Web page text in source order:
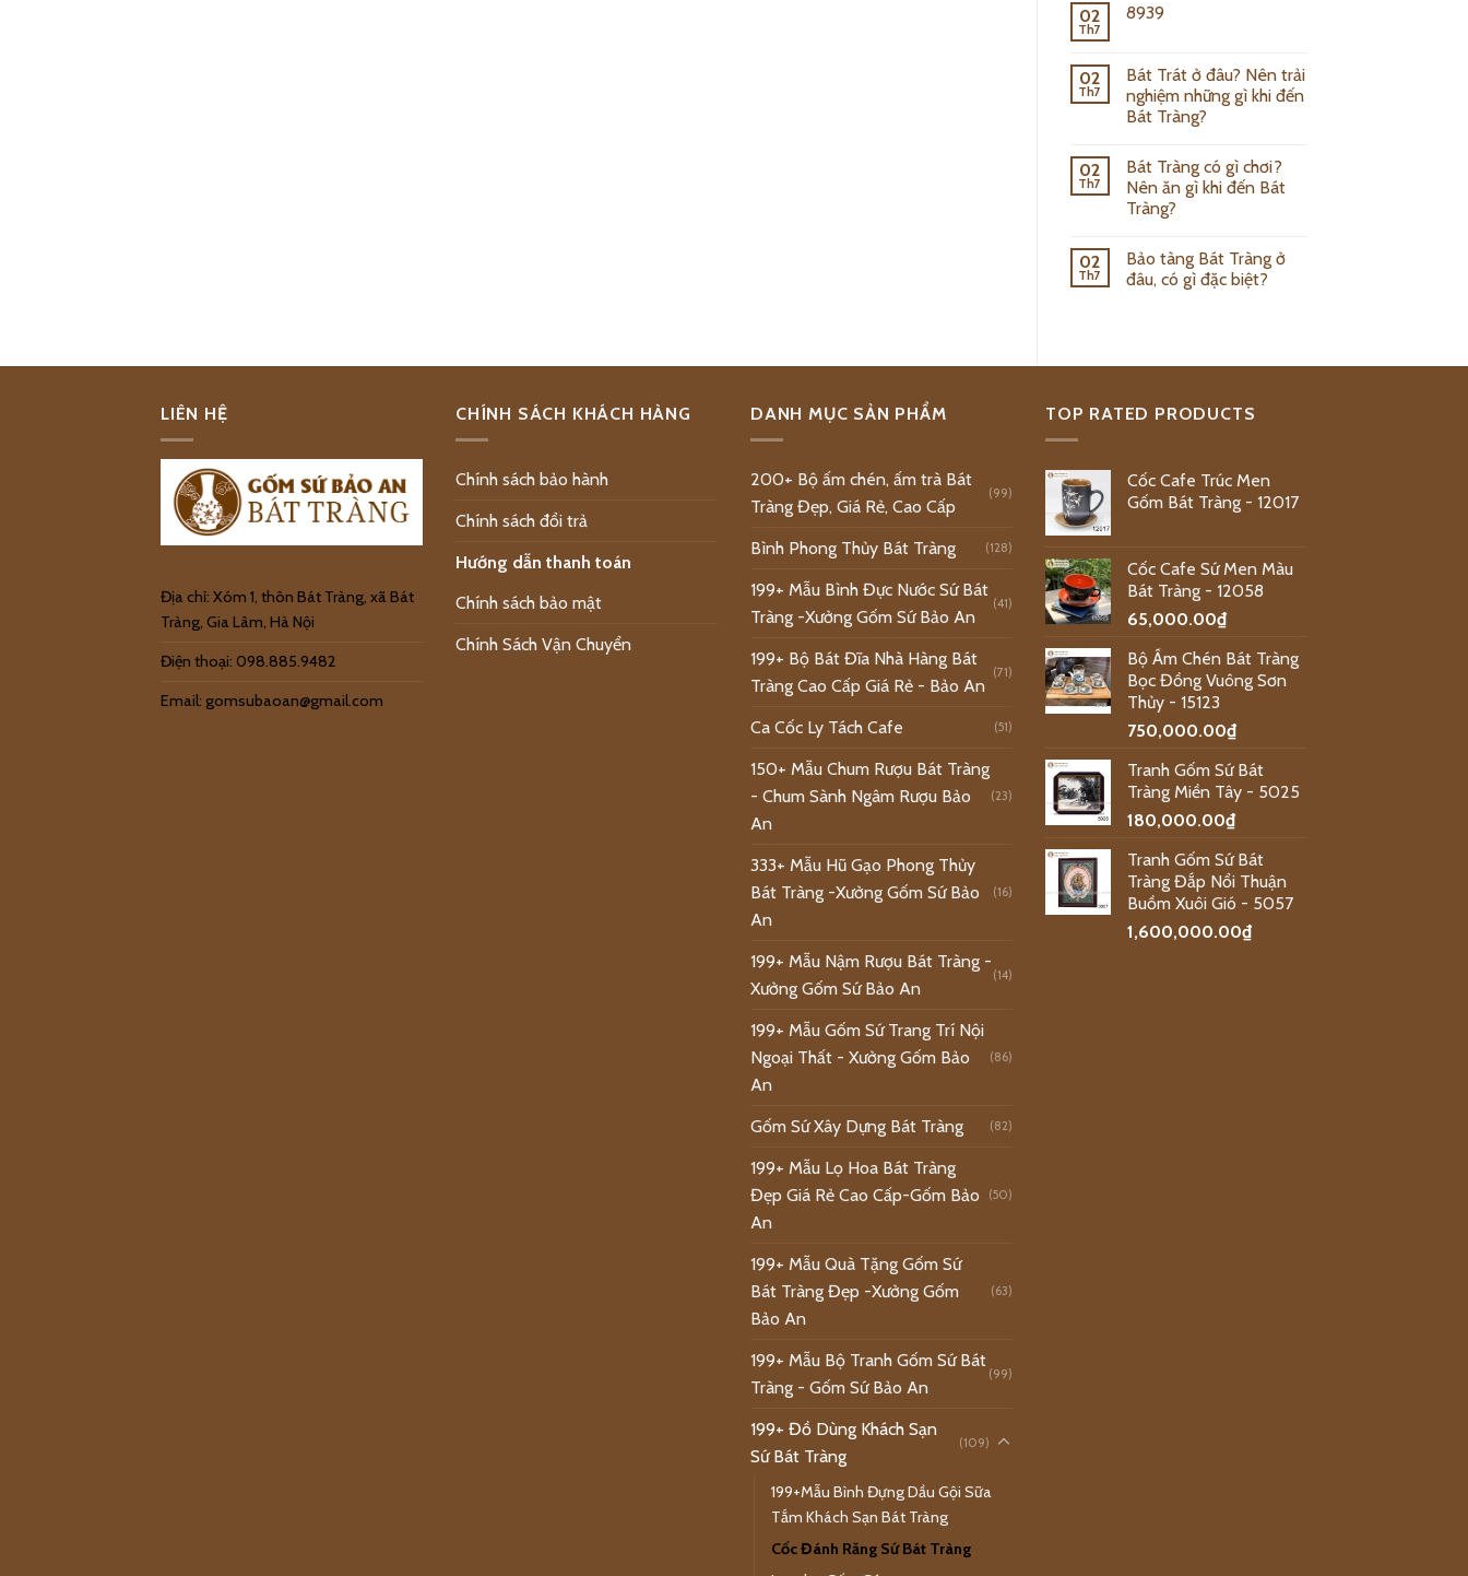
02
Th7
8939
02
Th7
Bát Trát ở đâu? Nên trải
nghiệm những gì khi đến
Bát Tràng?
02
Th7
Bát Tràng có gì chơi?
Nên ăn gì khi đến Bát
Tràng?
02
Th7
Bảo tàng Bát Tràng ở
đâu, có gì đặc biệt?
LIÊN HỆ
Địa chỉ: Xóm 1, thôn Bát Tràng, xã Bát
Tràng, Gia Lâm, Hà Nội
Điện thoại: 098.885.9482
Email: gomsubaoan@gmail.com
CHÍNH SÁCH KHÁCH HÀNG
Chính sách bảo hành
Chính sách đổi trả
Hướng dẫn thanh toán
Chính sách bảo mật
Chính Sách Vận Chuyển
DANH MỤC SẢN PHẨM
200+ Bộ ấm chén, ấm trà Bát
Tràng Đẹp, Giá Rẻ, Cao Cấp
(99)
Bình Phong Thủy Bát Tràng (128)
199+ Mẫu Bình Đực Nước Sứ Bát
Tràng -Xưởng Gốm Sứ Bảo An
(41)
199+ Bộ Bát Đĩa Nhà Hàng Bát
Tràng Cao Cấp Giá Rẻ - Bảo An
(71)
Ca Cốc Ly Tách Cafe (51)
150+ Mẫu Chum Rượu Bát Tràng
- Chum Sành Ngâm Rượu Bảo
An
(23)
333+ Mẫu Hũ Gạo Phong Thủy
Bát Tràng -Xưởng Gốm Sứ Bảo
An
(16)
199+ Mẫu Nậm Rượu Bát Tràng -
Xưởng Gốm Sứ Bảo An
(14)
199+ Mẫu Gốm Sứ Trang Trí Nội
Ngoại Thất - Xưởng Gốm Bảo
An
(86)
Gốm Sứ Xây Dựng Bát Tràng (82)
199+ Mẫu Lọ Hoa Bát Tràng
Đẹp Giá Rẻ Cao Cấp-Gốm Bảo
An
(50)
199+ Mẫu Quà Tặng Gốm Sứ
Bát Tràng Đẹp -Xưởng Gốm
Bảo An
(63)
199+ Mẫu Bộ Tranh Gốm Sứ Bát
Tràng - Gốm Sứ Bảo An
(99)
199+ Đồ Dùng Khách Sạn
Sứ Bát Tràng
(109)
199+Mẫu Bình Đựng Dầu Gội Sữa
Tắm Khách Sạn Bát Tràng
Cốc Đánh Răng Sứ Bát Tràng
TOP RATED PRODUCTS
Cốc Cafe Trúc Men
Gốm Bát Tràng - 12017
Cốc Cafe Sứ Men Màu
Bát Tràng - 12058
65,000.00₫
Bộ Ấm Chén Bát Tràng
Bọc Đồng Vuông Sơn
Thủy - 15123
750,000.00₫
Tranh Gốm Sứ Bát
Tràng Miền Tây - 5025
180,000.00₫
Tranh Gốm Sứ Bát
Tràng Đắp Nổi Thuận
Buồm Xuôi Gió - 5057
1,600,000.00₫